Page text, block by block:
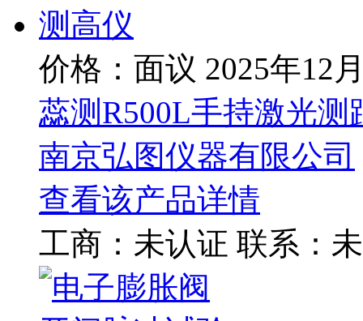
价格：面议 2025年12
蕊测R500L手持激光测
南京弘图仪器有限公司
查看该产品详情
工商： 未认证 联系：